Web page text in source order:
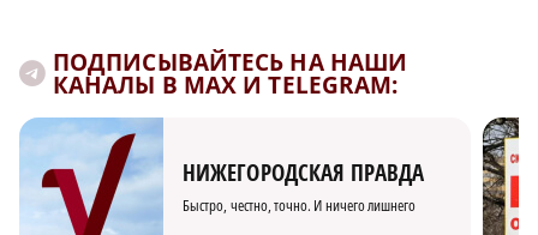
ПОДПИСЫВАЙТЕСЬ НА НАШИ
КАНАЛЫ В MAX И TELEGRAM:
НИЖЕГОРОДСКАЯ ПРАВДА
Быстро, честно, точно. И ничего лишнего